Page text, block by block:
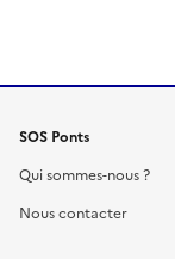
SOS Ponts
Qui sommes-nous ?
Nous contacter